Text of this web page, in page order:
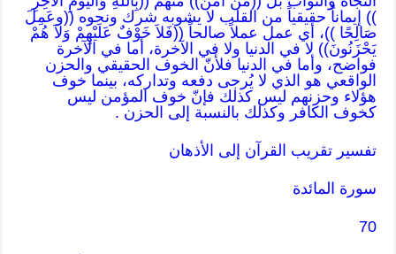
)) إيماناً حقيقياً من القلب لا يشوبه شرك ونحوه ((وعَمِلَ
صَالِحًا ))، أي عمل عملاً صالحاً ((فَلاَ خَوْفٌ عَلَيْهِمْ وَلاَ هُمْ
يَحْزَنُونَ)) لا في الدنيا ولا في الآخرة، أما في الآخرة
فواضح، وأما في الدنيا فلأنّ الخوف الحقيقي والحزن
الواقعي هو الذي لا يُرجى دفعه وتداركه، بينما خوف
هؤلاء وحزنهم ليس كذلك فإنّ خوف المؤمن ليس
كخوف الكافر وكذلك بالنسبة إلى الحزن .
تفسير تقريب القرآن إلى الأذهان
سورة المائدة
70